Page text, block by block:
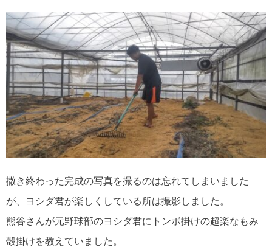
撒き終わった完成の写真を撮るのは忘れてしまいました
が、ヨシダ君が楽しくしている所は撮影しました。
熊谷さんが元野球部のヨシダ君にトンボ掛けの超楽なもみ
殻掛けを教えていました。